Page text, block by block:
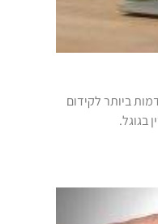
ביותר לקידום
בגוגל.